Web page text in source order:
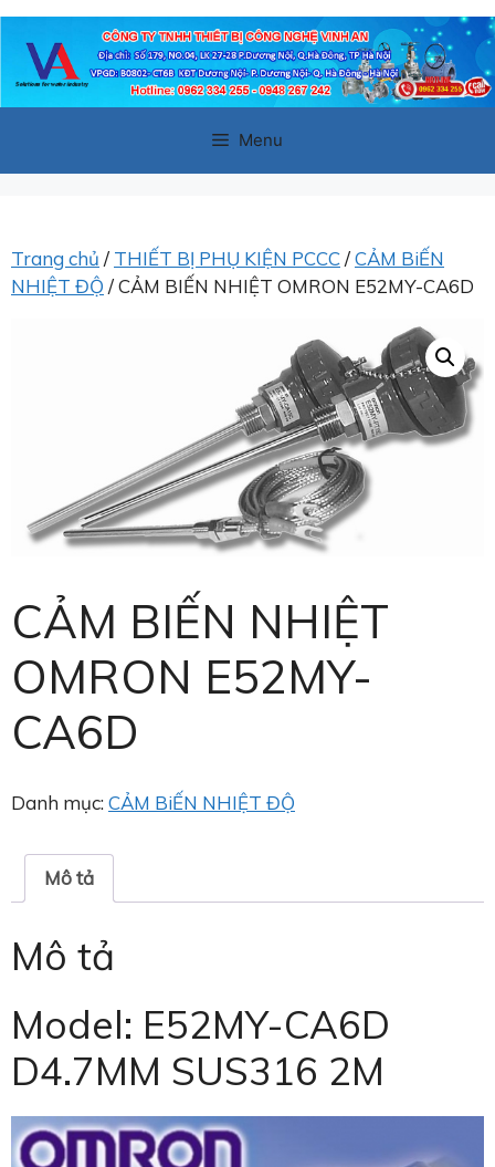
Chuyển
đến
Menu
Trang chủ / THIẾT BỊ PHỤ KIỆN PCCC/CẢM BiẾN
NHIỆT ĐỘ / CẢM BIẾN NHIỆT OMRON E52MY-CA6D
CẢM BIẾN NHIỆT
OMRON E52MY-
CA6D
Danh mục:CẢM BiẾN NHIỆT ĐỘ
Mô tả
Mô tả
Model: E52MY-CA6D
D4.7MM SUS316 2M